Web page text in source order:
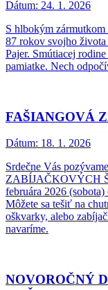
Dátum: 24. 1. 2026
S hlbokým
87 rokov svojho života
Pajer. Smútiacej
pamiatke. Nech
FAŠIANGOVÁ
Dátum: 18. 1. 2026
Srdečne Vás
ZABÍJAČKOVÝCH
februára 2026
Môžete sa tešiť na
oškvarky, alebo
navaríme.
NOVOROČNÝ